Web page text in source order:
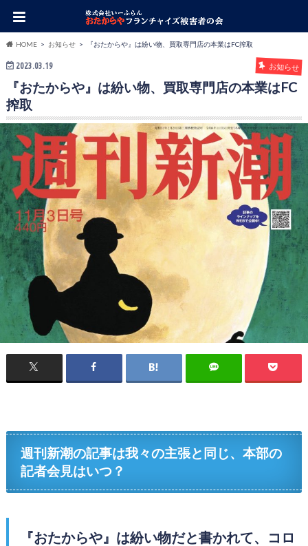
HOME お知らせ 『おたからや』は紛い物、買取専門店の本業はFC搾取
2023.03.19 お知らせ
『おたからや』は紛い物、買取専門店の本業はFC
搾取
週刊新潮の記事は我々の主張と同じ、本部の
記者会見はいつ？
『おたからや』は紛い物だと書かれて、コロ